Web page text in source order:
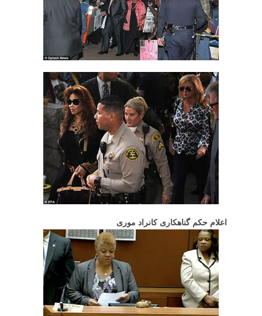
اعلام حکم گناهکاری کانراد موری